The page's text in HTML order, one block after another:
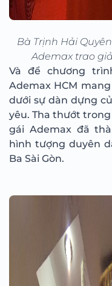
Bà Trịnh Hải
Ademax trao
Và để chương
Ademax HCM
dưới sự dàn dựng
yêu. Tha thướt
gái Ademax đã
hình tượng duyên
Ba Sài Gòn.